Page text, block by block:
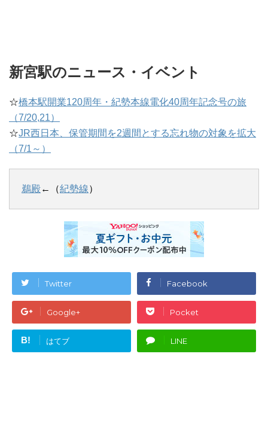
新宮駅のニュース・イベント
☆橋本駅開業120周年・紀勢本線電化40周年記念号の旅
（7/20,21）
☆JR西日本、保管期間を2週間とする忘れ物の対象を拡大
（7/1～）
鵜殿←（紀勢線）
Twitter Facebook
Google+ Pocket
B! はてブ LINE